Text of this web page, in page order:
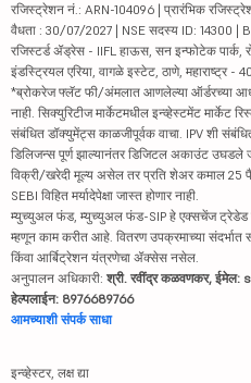
रजिस्ट्रेशन नं.: ARN-104096 | प्रारंभिक
वैधता : 30/07/2027 | NSE सदस्य ID: 14300 |
रजिस्टर्ड ॲड्रेस - IIFL हाऊस, सन इन्फोटेक पार्क,
इंडस्ट्रियल एरिया, वागळे इस्टेट, ठाणे, महाराष्ट्र -
*ब्रोकरेज फ्लॅट फी/अंमलात आणलेल्या ऑर्डरच्या
नाही. सिक्युरिटीज मार्केटमधील इन्व्हेस्टमेंट मार्केट
संबंधित डॉक्युमेंट्स काळजीपूर्वक वाचा. IPV शी
डिलिजन्स पूर्ण झाल्यानंतर डिजिटल अकाउंट उघडले
विक्री/खरेदी मूल्य असेल तर प्रति शेअर कमाल
SEBI विहित मर्यादेपेक्षा जास्त होणार नाही.
म्युच्युअल फंड, म्युच्युअल फंड-SIP हे एक्सचेंज ट्रेडेड
म्हणून काम करीत आहे. वितरण उपक्रमाच्या संदर्भात
किंवा आर्बिट्रेशन यंत्रणेचा ॲक्सेस नसेल.
अनुपालन अधिकारी: श्री. रवींद्र कळवणकर, ईमेल:
हेल्पलाईन: 8976689766
आमच्याशी संपर्क साधा
इन्व्हेस्टर, लक्ष द्या